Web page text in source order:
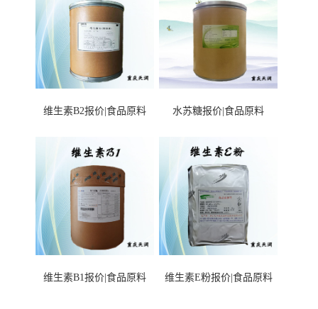
维生素B2报价|食品原料 水苏糖报价|食品原料
维生素B1报价|食品原料 维生素E粉报价|食品原料